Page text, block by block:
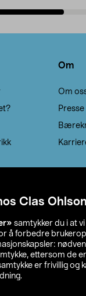
Clas Ohlson
samtykker du i at
å forbedre
ettersom de
er frivillig og
Om
Om
Presse